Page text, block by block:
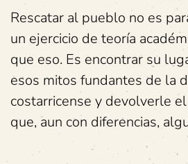
Rescatar al pueblo no es
un ejercicio de teoría
que eso. Es encontrar su
esos mitos fundantes de la
costarricense y devolverle
que, aun con diferencias,